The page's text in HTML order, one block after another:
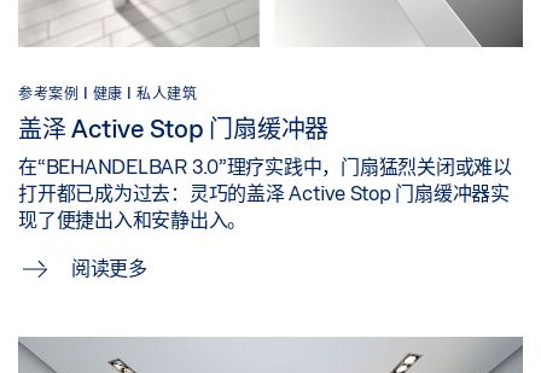
参考案例 | 健康 | 私人建筑
盖泽 Active Stop 门扇缓冲器
在“BEHANDELBAR 3.0”理疗实践中，门扇猛烈关闭或难以
打开都已成为过去：灵巧的盖泽 Active Stop 门扇缓冲器实
现了便捷出入和安静出入。
阅读更多